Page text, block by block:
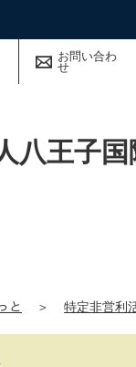
お問い合わ
せ
八王子国
と ＞ 特定非営利